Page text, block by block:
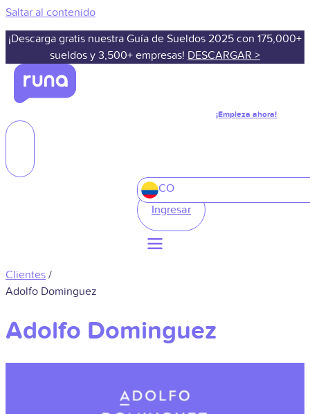
Saltar al contenido
¡Descarga gratis nuestra Guía de Sueldos 2025 con 175,000+
sueldos y 3,500+ empresas! DESCARGAR >
¡Empieza ahora!
CO
Ingresar
Clientes /
Adolfo Dominguez
Adolfo Dominguez